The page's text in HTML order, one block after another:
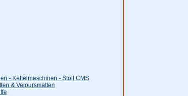
- Kettelmaschinen - Stoll CMS
& Veloursmatten